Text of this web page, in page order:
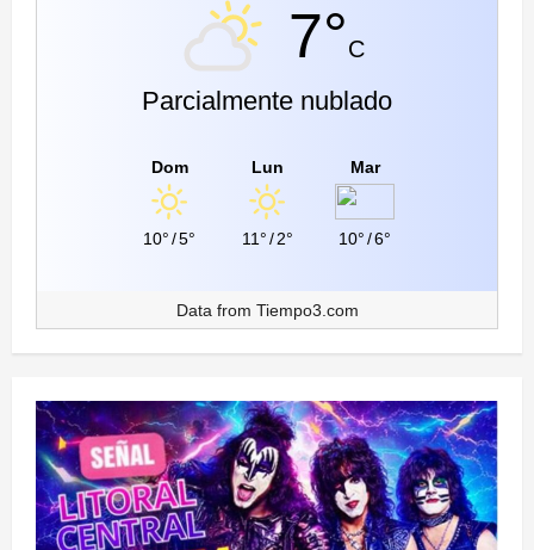
7°C
Parcialmente nublado
Dom
10°/5°
Lun
11°/ 2°
Mar
10°/6°
Data from Tiempo3.com